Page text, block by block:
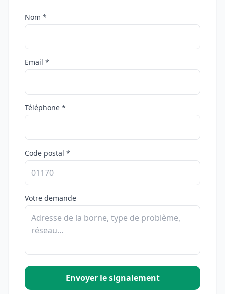
Nom *
Email *
Téléphone *
Code postal *
Votre demande
Envoyer le signalement